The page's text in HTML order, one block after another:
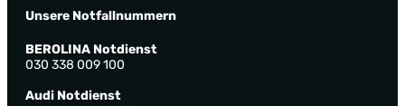
Unsere Notfallnummern
BEROLINA Notdienst
030 338 009 100
Audi Notdienst